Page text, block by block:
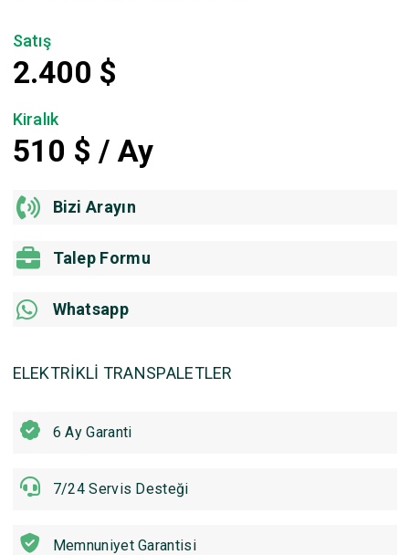
Satış
2.400 $
Kiralık
510 $ / Ay
Bizi Arayın
Talep Formu
Whatsapp
ELEKTRİKLİ TRANSPALETLER
6 Ay Garanti
7/24 Servis Desteği
Memnuniyet Garantisi